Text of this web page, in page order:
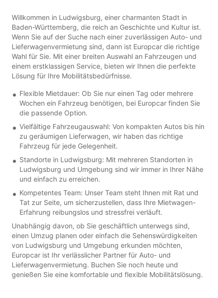
Willkommen in Ludwigsburg, einer charmanten Stadt in
Baden-Württemberg, die reich an Geschichte und Kultur ist.
Wenn Sie auf der Suche nach einer zuverlässigen Auto- und
Lieferwagenvermietung sind, dann ist Europcar die richtige
Wahl für Sie. Mit einer breiten Auswahl an Fahrzeugen und
einem erstklassigen Service, bieten wir Ihnen die perfekte
Lösung für Ihre Mobilitätsbedürfnisse.
Flexible Mietdauer: Ob Sie nur einen Tag oder mehrere
Wochen ein Fahrzeug benötigen, bei Europcar finden Sie
die passende Option.
Vielfältige Fahrzeugauswahl: Von kompakten Autos bis hin
zu geräumigen Lieferwagen, wir haben das richtige
Fahrzeug für jede Gelegenheit.
Standorte in Ludwigsburg: Mit mehreren Standorten in
Ludwigsburg und Umgebung sind wir immer in Ihrer Nähe
und einfach zu erreichen.
Kompetentes Team: Unser Team steht Ihnen mit Rat und
Tat zur Seite, um sicherzustellen, dass Ihre Mietwagen-
Erfahrung reibungslos und stressfrei verläuft.
Unabhängig davon, ob Sie geschäftlich unterwegs sind,
einen Umzug planen oder einfach die Sehenswürdigkeiten
von Ludwigsburg und Umgebung erkunden möchten,
Europcar ist Ihr verlässlicher Partner für Auto- und
Lieferwagenvermietung. Buchen Sie noch heute und
genießen Sie eine komfortable und flexible Mobilitätslösung.